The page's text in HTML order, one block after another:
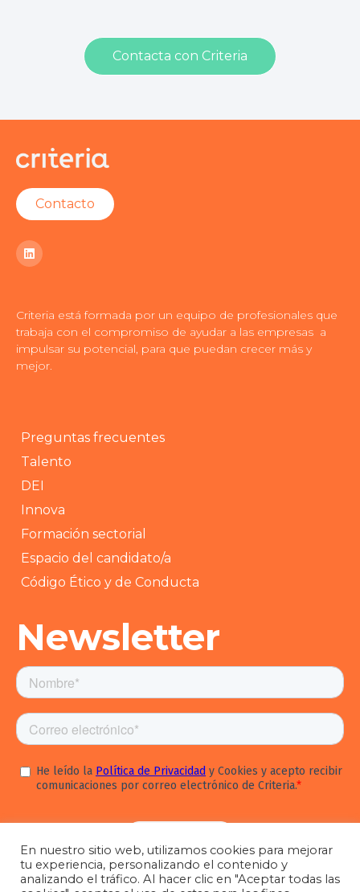
Contacta con Criteria
Contacto
Criteria está formada por un equipo de profesionales que
trabaja con el compromiso de ayudar a las empresas a
impulsar su potencial, para que puedan crecer más y
mejor.
Preguntas frecuentes
Talento
DEI
Innova
Formación sectorial
Espacio del candidato/a
Código Ético y de Conducta
Newsletter
En nuestro sitio web, utilizamos cookies para mejorar
tu experiencia, personalizando el contenido y
analizando el tráfico. Al hacer clic en "Aceptar todas las